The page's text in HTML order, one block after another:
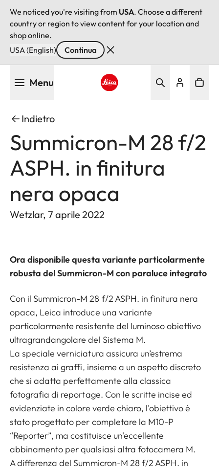
We noticed you're visiting from USA. Choose a different
country or region to view content for your location and
shop online.
USA (English)
Continua
Menu
Indietro
Summicron-M 28 f/2
ASPH. in finitura
nera opaca
Wetzlar, 7 aprile 2022
Ora disponibile questa variante particolarmente
robusta del Summicron-M con paraluce integrato
Con il Summicron-M 28 f/2 ASPH. in finitura nera
opaca, Leica introduce una variante
particolarmente resistente del luminoso obiettivo
ultragrandangolare del Sistema M.
La speciale verniciatura assicura un’estrema
resistenza ai graffi, insieme a un aspetto discreto
che si adatta perfettamente alla classica
fotografia di reportage. Con le scritte incise ed
evidenziate in colore verde chiaro, l'obiettivo è
stato progettato per completare la M10-P
“Reporter”, ma costituisce un'eccellente
abbinamento per qualsiasi altra fotocamera M.
A differenza del Summicron-M 28 f/2 ASPH. in